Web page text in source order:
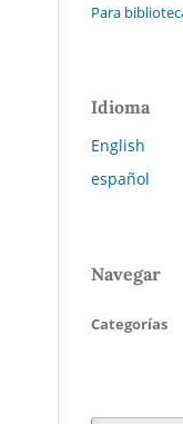
Para
Idioma
English
español
Navegar
Categorías